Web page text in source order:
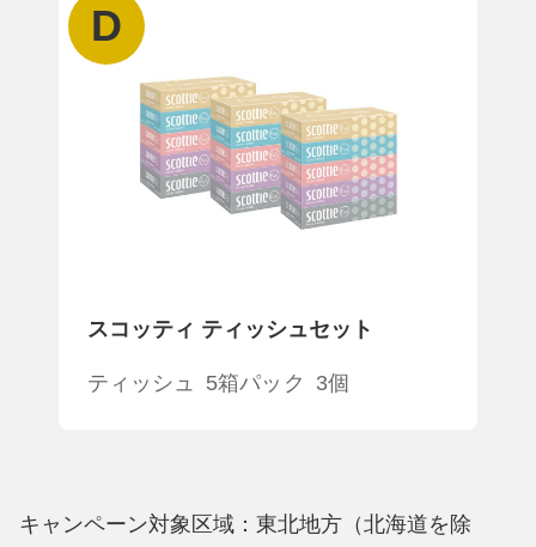
D
スコッティ ティッシュセット
ティッシュ 5箱パック 3個
キャンペーン対象区域：東北地方（北海道を除